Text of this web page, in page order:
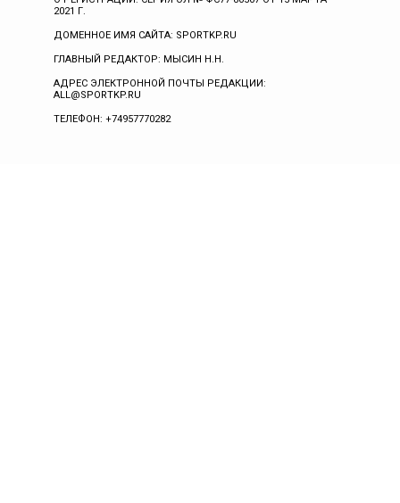
2021 Г.
ДОМЕННОЕ ИМЯ САЙТА: SPORTKP.RU
ГЛАВНЫЙ РЕДАКТОР: МЫСИН Н.Н.
АДРЕС ЭЛЕКТРОННОЙ ПОЧТЫ РЕДАКЦИИ:
ALL@SPORTKP.RU
ТЕЛЕФОН: +74957770282